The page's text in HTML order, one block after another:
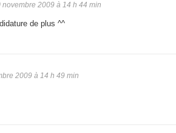
novembre 2009 à 14 h 44 min
de plus ^^
2009 à 14 h 49 min